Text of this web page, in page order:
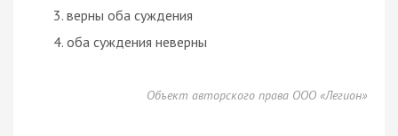
верны оба суждения
оба суждения неверны
Объект авторского права ООО «Легион»